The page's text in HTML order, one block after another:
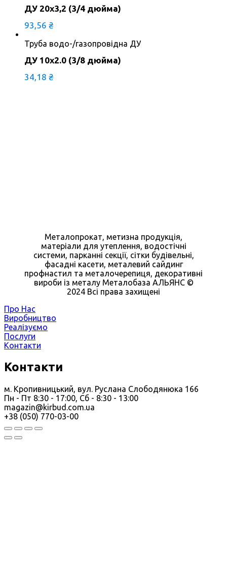
ДУ 20х3,2 (3/4 дюйма)
93,56 ₴
Труба водо-/газопровідна ДУ
ДУ 10х2.0 (3/8 дюйма)
34,18 ₴
Металопрокат, метизна продукція,
матеріали для утеплення, водостічні
системи, парканні секції, сітки будівельні,
фасадні касети, металевий сайдинг
профнастил та металочерепиця, декоративні
вироби із металу Металобаза АЛЬЯНС ©
2024 Всі права захищені
Про Нас
Виробництво
Реалізуємо
Послуги
Контакти
Контакти
м. Кропивницький, вул. Руслана Слободянюка 166
Пн - Пт 8:30 - 17:00, Сб - 8:30 - 13:00
magazin@kirbud.com.ua
+38 (050) 770-03-00